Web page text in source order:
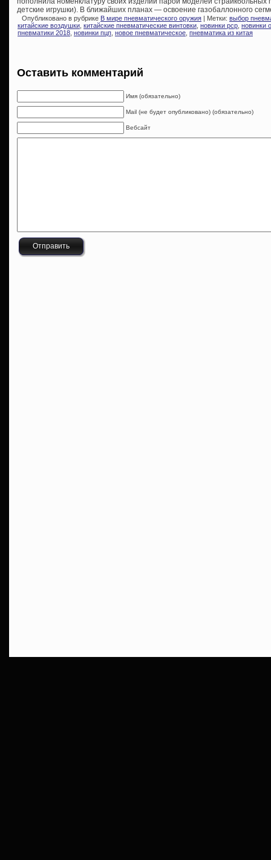
детские игрушки). В ближайших планах — освоение газобаллонного
Опубликовано в рубрике В мире пневматического оружия | Метки: выбор
китайские воздушки китайские пневматические винтовки новинки pcp новинки
пневматики 2018 новинки пцп новое пневматическое пневматика из китая
Оставить комментарий
Имя (обязательно)
Mail (не будет опубликовано) (обязательно)
Вебсайт